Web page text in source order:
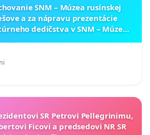
SNM – Múzea rusínskej
a za nápravu prezentácie
dedičstva v SNM – Múzeu
SR Petrovi Pellegrinimu,
Ficovi a predsedovi NR SR